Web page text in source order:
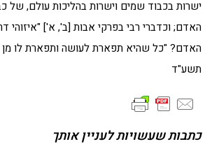
ישרות בכבוד שמים וישרות בהליכות עולם, של
האדם; וכדברי רבי בפרקי אבות [ב', א'] "איזוהי
האדם? "כל שהיא תפארת לעושה ותפארת לו
תשע"ד
כתבות שעשויות לעניין אותך